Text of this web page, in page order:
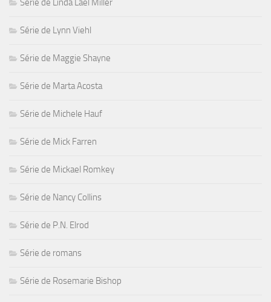
Série de Linda Lael Miller
Série de Lynn Viehl
Série de Maggie Shayne
Série de Marta Acosta
Série de Michele Hauf
Série de Mick Farren
Série de Mickael Romkey
Série de Nancy Collins
Série de P.N. Elrod
Série de romans
Série de Rosemarie Bishop